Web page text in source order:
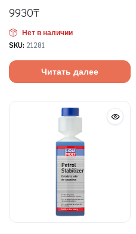
9930₸
Нет в наличии
SKU: 21281
Читать далее